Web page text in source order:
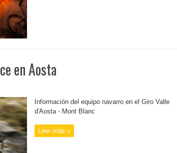
en Aosta
Información del equipo navarro en el Giro Valle
d'Aosta - Mont Blanc
Leer más »